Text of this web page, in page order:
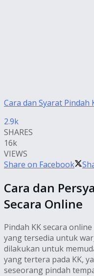
Cara dan Syarat Pindah
2.9k
SHARES
16k
VIEWS
Share on Facebook
Cara dan
Secara Online
Pindah KK secara
yang tersedia untuk
dilakukan untuk
yang tertera pada KK,
seseorang pindah